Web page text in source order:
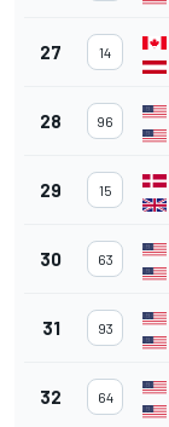
27 14
28 96
29 15
30 63
31 93
32 64